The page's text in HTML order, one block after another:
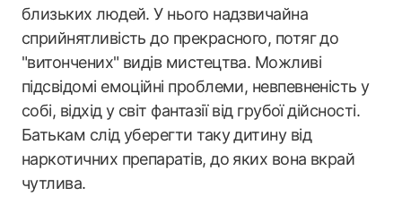
близьких людей. У нього надзвичайна
сприйнятливість до прекрасного, потяг до
"витончених" видів мистецтва. Можливі
підсвідомі емоційні проблеми, невпевненість у
собі, відхід у світ фантазії від грубої дійсності.
Батькам слід уберегти таку дитину від
наркотичних препаратів, до яких вона вкрай
чутлива.